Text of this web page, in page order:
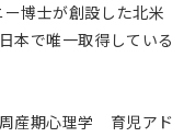
博士が創設した北米
本で唯一取得している
産期心理学 育児アド